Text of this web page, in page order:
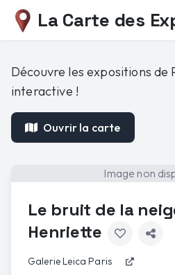
La Carte des
Découvre les expositions de
interactive !
Ouvrir la carte
Image non
Le bruit de la
Henriette
Galerie Leica Paris